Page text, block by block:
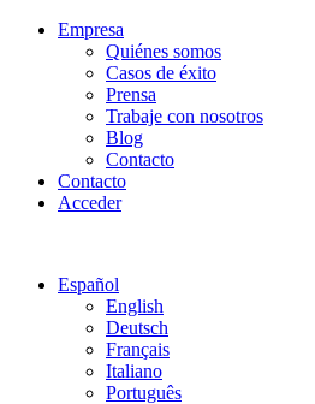
Empresa
Quiénes somos
Casos de éxito
Prensa
Trabaje con nosotros
Blog
Contacto
Contacto
Acceder
Español
English
Deutsch
Français
Italiano
Português